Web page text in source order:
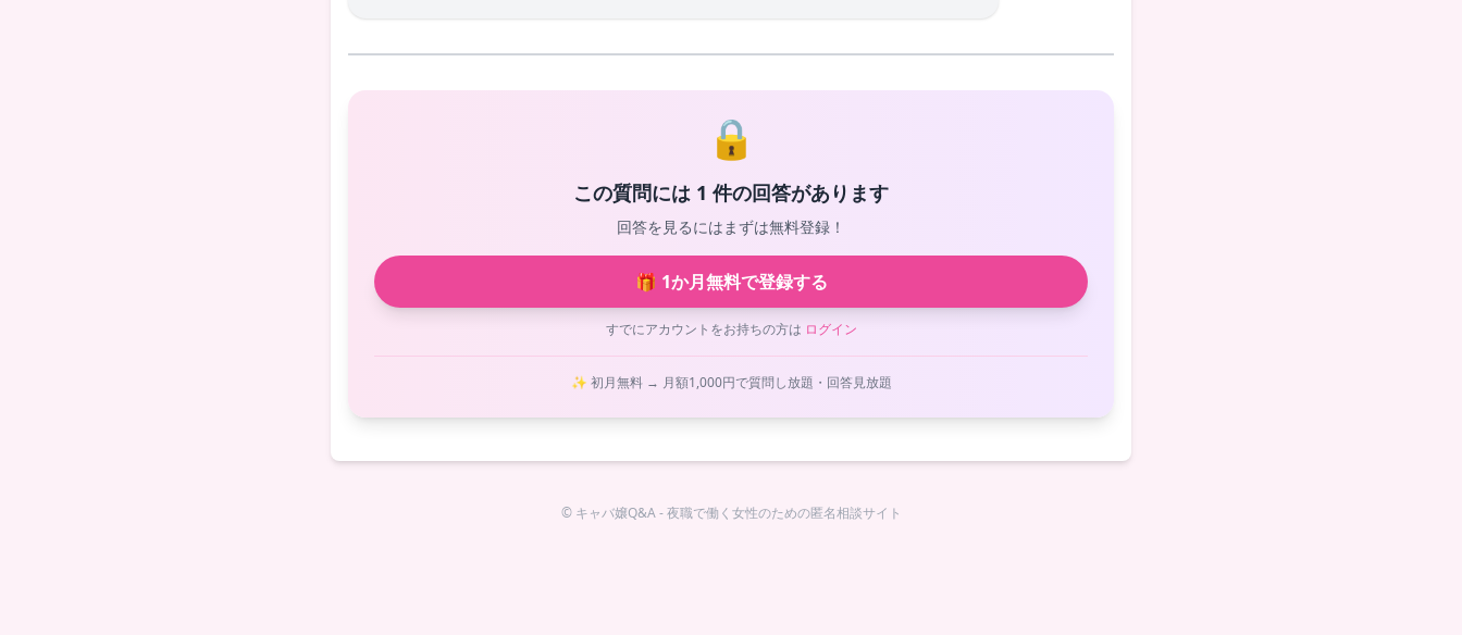
🔒
この質問には 1 件の回答があります
回答を見るにはまずは無料登録！
🎁 1か月無料で登録する
すでにアカウントをお持ちの方は ログイン
✨ 初月無料 → 月額1,000円で質問し放題・回答見放題
© キャバ嬢Q&A - 夜職で働く女性のための匿名相談サイト